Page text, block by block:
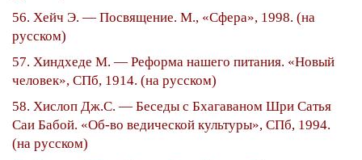
56. Хейч Э. — Посвящение. М., «Сфера», 1998. (на
русском)
57. Хиндхеде М. — Реформа нашего питания. «Новый
человек», СПб, 1914. (на русском)
58. Хислоп Дж.С. — Беседы с Бхагаваном Шри Сатья
Саи Бабой. «Об-во ведической культуры», СПб, 1994.
(на русском)